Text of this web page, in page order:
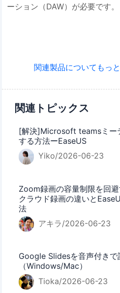
ーション（DAW）が必要です。
関連製品についてもっ
関連トピックス
[解決]Microsoft teamsミー
する方法ーEaseUS
Yiko/2026-06-23
Zoom録画の容量制限を回
クラウド録画の違いと
法
アキラ/2026-06-23
Google Slidesを音声付きで
（Windows/Mac）
Tioka/2026-06-23